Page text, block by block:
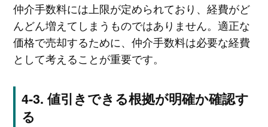
仲介手数料には上限が定められており、経費がど
んどん増えてしまうものではありません。適正な
価格で売却するために、仲介手数料は必要な経費
として考えることが重要です。
値引きできる根拠が明確か確認す
る